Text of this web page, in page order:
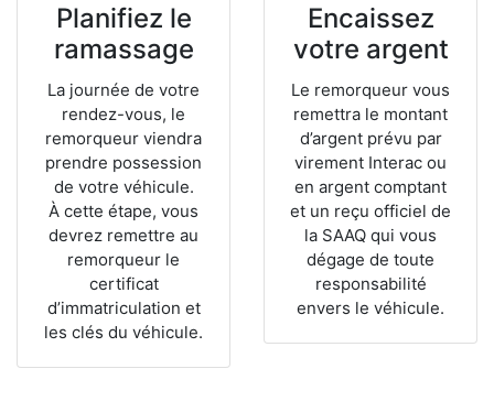
Planifiez le
ramassage
La journée de votre
rendez-vous, le
remorqueur viendra
prendre possession
de votre véhicule.
À cette étape, vous
devrez remettre au
remorqueur le
certificat
d’immatriculation et
les clés du véhicule.
Encaissez
votre argent
Le remorqueur vous
remettra le montant
d’argent prévu par
virement Interac ou
en argent comptant
et un reçu officiel de
la SAAQ qui vous
dégage de toute
responsabilité
envers le véhicule.